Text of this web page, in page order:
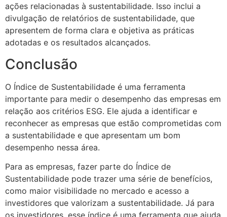
ações relacionadas à sustentabilidade. Isso inclui a
divulgação de relatórios de sustentabilidade, que
apresentem de forma clara e objetiva as práticas
adotadas e os resultados alcançados.
Conclusão
O Índice de Sustentabilidade é uma ferramenta
importante para medir o desempenho das empresas em
relação aos critérios ESG. Ele ajuda a identificar e
reconhecer as empresas que estão comprometidas com
a sustentabilidade e que apresentam um bom
desempenho nessa área.
Para as empresas, fazer parte do Índice de
Sustentabilidade pode trazer uma série de benefícios,
como maior visibilidade no mercado e acesso a
investidores que valorizam a sustentabilidade. Já para
os investidores, esse índice é uma ferramenta que ajuda